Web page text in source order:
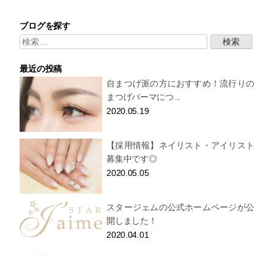
ゲ
ー
シ
ン
ブログを探す
検
最近の投稿
自まつげ派の方におすすめ！流行りの
まつげパーマにつ...
2020.05.19
【採用情報】ネイリスト・アイリスト
募集中です◎
2020.05.05
スタージェムの公式ホームページが公
開しました！
2020.04.01